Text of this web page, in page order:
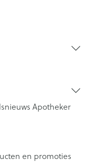
Apotheker
en promoties